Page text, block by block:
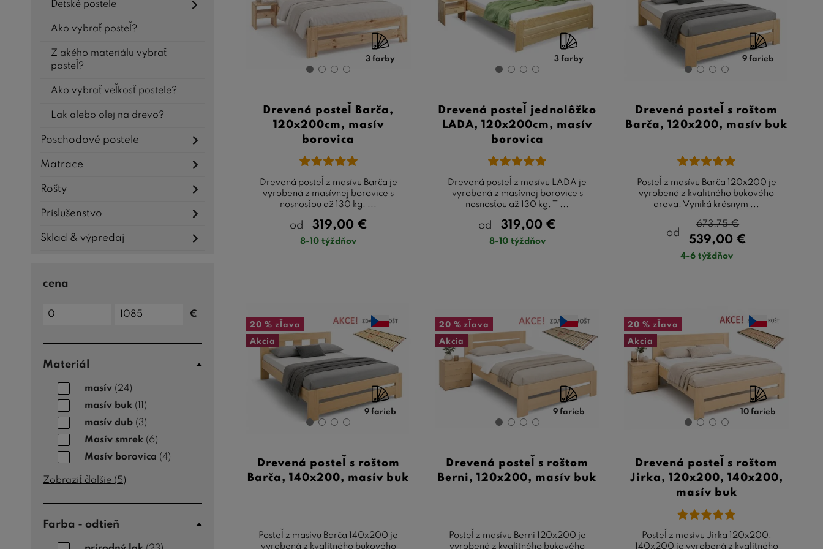
Výber správnej postele je kľúčový pre váš nočný odpočinok, a Jednolôžkové postele 120x200 vám ponúkajú mnoho
výhod, ktoré by vás mohli presvedčiť.
Nikdy nebudete ľutovať investíciu do kvalitnej postele, ktorá vám poskytne
komfort a pohodlie, ktoré si zaslúžite.
Detské postele
Ako vybrať posteľ?
Z akého materiálu vybrať
posteľ?
Ako vybrať veľkosť postele?
Lak alebo olej na drevo?
Poschodové postele
Matrace
Rošty
Príslušenstvo
Sklad & výpredaj
cena
Cena
Cena
do
€
Materiál
masív (24)
masív buk (11)
masív dub (3)
Masív smrek (6)
Masív borovica (4)
Zobraziť ďalšie (5)
Farba - odtieň
3 farby
Drevená posteľ Barča,
120x200cm, masív
borovica
Drevená posteľ z masívu Barča je
vyrobená z masívnej borovice s
nosnosťou až 130 kg. ...
od 319,00 €
8-10 týždňov
3 farby
Drevená posteľ jednolôžko
LADA, 120x200cm, masív
borovica
Drevená posteľ z masívu LADA je
vyrobená z masívnej borovice s
nosnosťou až 130 kg. T ...
od 319,00 €
8-10 týždňov
9 farieb
Drevená posteľ s roštom
Barča, 120x200, masív buk
Posteľ z masívu Barča 120x200 je
vyrobená z kvalitného bukového
dreva. Vyniká krásnym ...
od
539,00 €
673,75€
4-6 týždňov
20 % zľava
Akcia
9 farieb
Drevená posteľ s roštom
Barča, 140x200, masív buk
Posteľ z masívu Barča 140x200 je
vyrobená z kvalitného bukového
20 % zľava
Akcia
9 farieb
Drevená posteľ s roštom
Berni, 120x200, masív buk
Posteľ z masívu Berni 120x200 je
vyrobená z kvalitného bukového
20 % zľava
Akcia
10 farieb
Drevená posteľ s roštom
Jirka, 120x200, 140x200,
masív buk
Posteľ z masívu Jirka 120x200,
140x200 je vyrobená z kvalitného